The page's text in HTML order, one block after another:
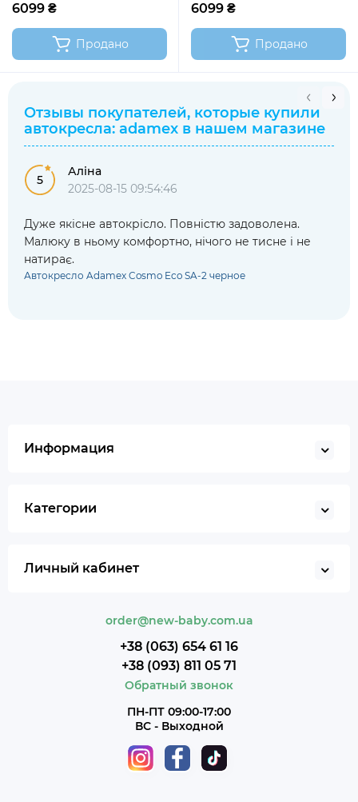
6099 ₴
Продано
6099 ₴
Продано
Отзывы покупателей, которые купили
автокресла: adamex в нашем магазине
5
Аліна
2025-08-15 09:54:46
Дуже якісне автокрісло. Повністю задоволена.
Малюку в ньому комфортно, нічого не тисне і не
натирає.
Автокресло Adamex Cosmo Eco SA-2 черное
Информация
Категории
Личный кабинет
order@new-baby.com.ua
+38 (063) 654 61 16
+38 (093) 811 05 71
Обратный звонок
ПН-ПТ 09:00-17:00
ВС - Выходной